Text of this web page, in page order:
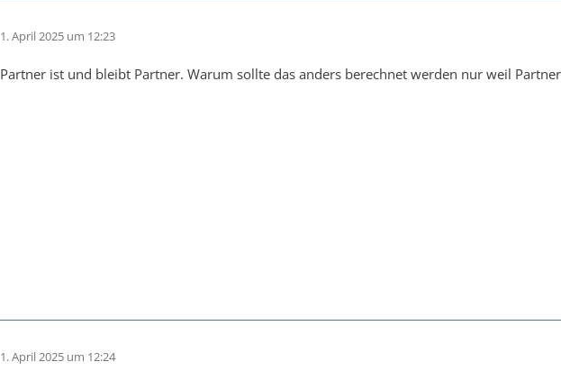
1. April 2025 um 12:23
Partner ist und bleibt Partner. Warum sollte das anders berechnet werden nur weil
1. April 2025 um 12:24